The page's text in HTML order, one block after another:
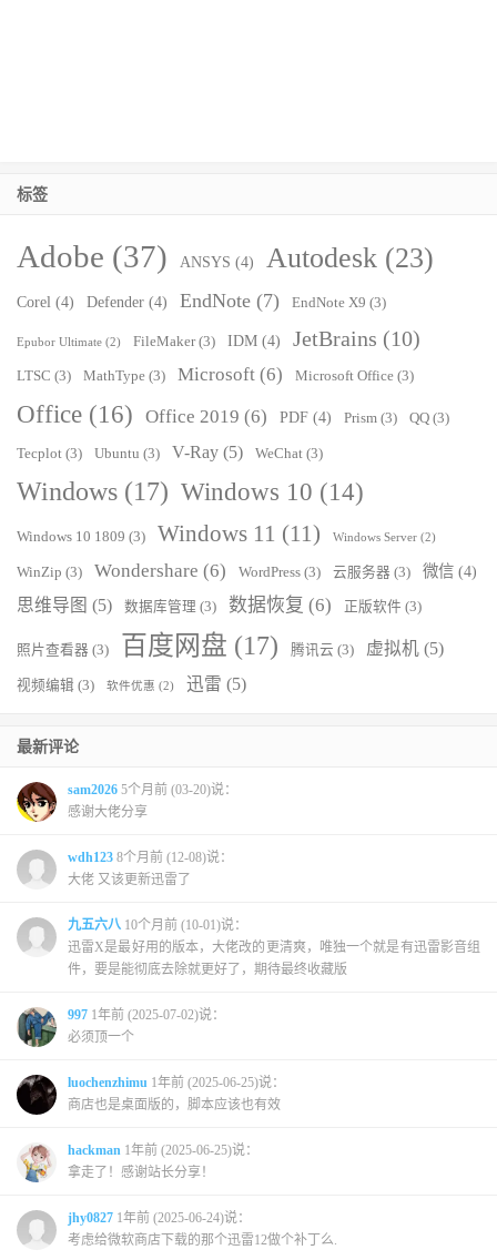
标签
Adobe (37) ANSYS (4) Autodesk (23)
Corel (4) Defender (4) EndNote (7) EndNote X9 (3)
Epubor Ultimate (2) FileMaker(3) IDM (4) JetBrains (10)
LTSC (3) MathType (3) Microsoft (6) Microsoft Office (3)
Office (16) Office 2019 (6) PDF (4) Prism (3) QQ (3)
Tecplot (3) Ubuntu (3) V-Ray (5) WeChat (3)
Windows (17) Windows 10 (14)
Windows 10 1809 (3) Windows 11 (11) Windows Server (2)
WinZip (3) Wondershare (6) WordPress (3) 云服务器 (3) 微信 (4)
思维导图 (5) 数据库管理 (3) 数据恢复 (6) 正版软件 (3)
照片查看器 (3) 百度网盘 (17) 腾讯云 (3) 虚拟机 (5)
视频编辑 (3) 软件优惠 (2) 迅雷 (5)
最新评论
sam2026 5个月前 (03-20)说：
感谢大佬分享
wdh123 8个月前 (12-08)说：
大佬 又该更新迅雷了
九五六八 10个月前 (10-01)说：
迅雷X是最好用的版本，大佬改的更清爽，唯独一个就是有迅雷影音组
件，要是能彻底去除就更好了，期待最终收藏版
997 1年前 (2025-07-02)说：
必须顶一个
luochenzhimu 1年前 (2025-06-25)说：
商店也是桌面版的，脚本应该也有效
hackman 1年前 (2025-06-25)说：
拿走了！感谢站长分享！
jhy0827 1年前 (2025-06-24)说：
考虑给微软商店下载的那个迅雷12做个补丁么.